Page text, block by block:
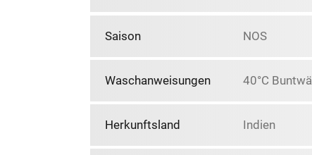
Saison NOS
Waschanweisungen 40°C
Herkunftsland Indien